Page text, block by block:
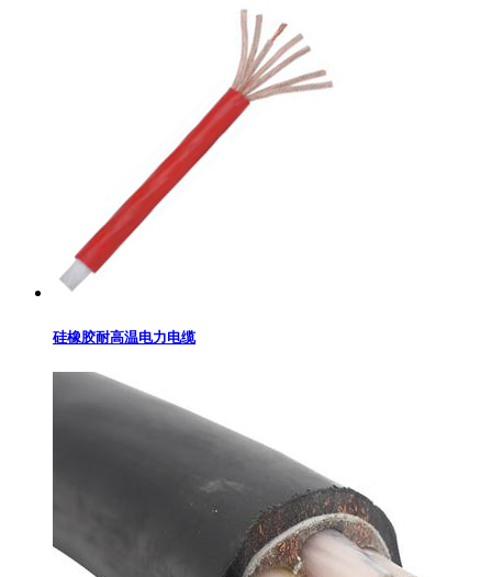
硅橡胶耐高温电力电缆